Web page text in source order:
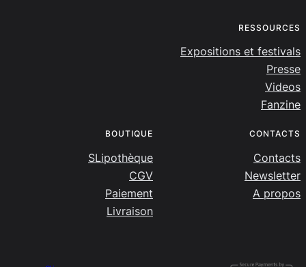
RESSOURCES
Expositions et festivals
Presse
Videos
Fanzine
BOUTIQUE
SLipothèque
CGV
Paiement
Livraison
CONTACTS
Contacts
Newsletter
A propos